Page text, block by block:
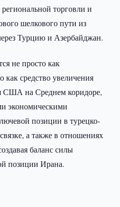
торговли и
шелкового пути из
Турцию и Азербайджан.
не просто как
как средство увеличения
США на Среднем коридоре,
экономическими
позиции в турецко-
а также в отношениях
баланс силы
позиции Ирана.